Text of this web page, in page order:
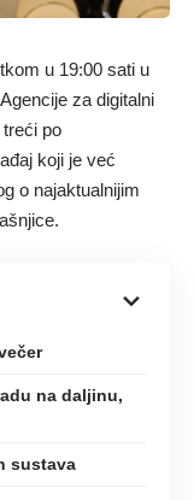
u 19:00 sati u
za digitalni
treći po
koji je već
o najaktualnijim
na daljinu,
sustava